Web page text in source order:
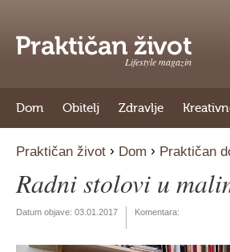
Lifestyle magazin
Dom Obitelj Zdravlje
Praktičan život › Dom › Praktičan
Radni stolovi u
Datum objave: 03.01.2017 Komentara: